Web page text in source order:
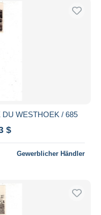
WESTHOEK / 685
$
Gewerblicher Händler